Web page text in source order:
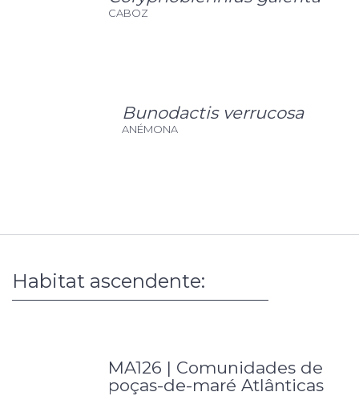
CABOZ
Bunodactis verrucosa
ANÉMONA
Habitat ascendente:
MA126 | Comunidades de
poças-de-maré Atlânticas